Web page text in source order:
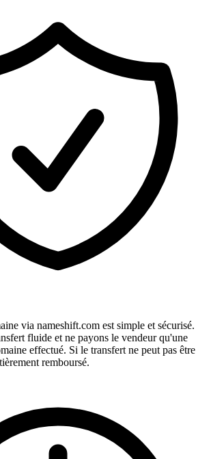
via nameshift.com est simple et sécurisé.
fluide et ne payons le vendeur qu'une
effectué. Si le transfert ne peut pas être
remboursé.